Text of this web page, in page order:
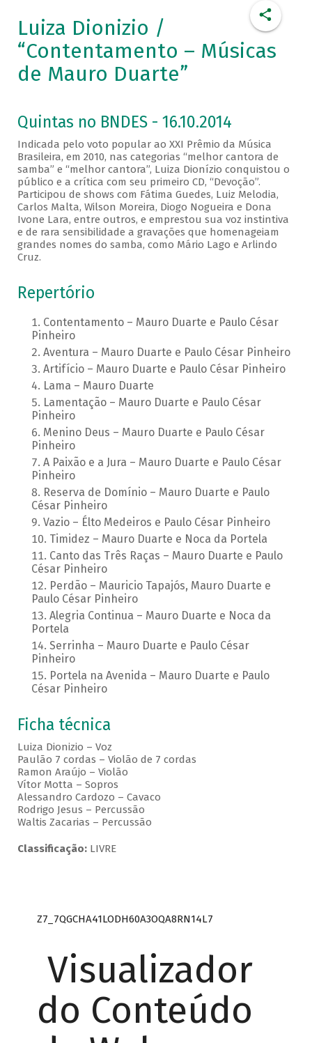
Luiza Dionizio /
“Contentamento – Músicas
de Mauro Duarte”
Quintas no BNDES - 16.10.2014
Indicada pelo voto popular ao XXI Prêmio da Música
Brasileira, em 2010, nas categorias “melhor cantora de
samba” e “melhor cantora”, Luiza Dionízio conquistou o
público e a crítica com seu primeiro CD, “Devoção”.
Participou de shows com Fátima Guedes, Luiz Melodia,
Carlos Malta, Wilson Moreira, Diogo Nogueira e Dona
Ivone Lara, entre outros, e emprestou sua voz instintiva
e de rara sensibilidade a gravações que homenageiam
grandes nomes do samba, como Mário Lago e Arlindo
Cruz.
Repertório
Contentamento – Mauro Duarte e Paulo César
Pinheiro
Aventura – Mauro Duarte e Paulo César Pinheiro
Artifício – Mauro Duarte e Paulo César Pinheiro
Lama – Mauro Duarte
Lamentação – Mauro Duarte e Paulo César
Pinheiro
Menino Deus – Mauro Duarte e Paulo César
Pinheiro
A Paixão e a Jura – Mauro Duarte e Paulo César
Pinheiro
Reserva de Domínio – Mauro Duarte e Paulo
César Pinheiro
Vazio – Élto Medeiros e Paulo César Pinheiro
Timidez – Mauro Duarte e Noca da Portela
Canto das Três Raças – Mauro Duarte e Paulo
César Pinheiro
Perdão – Mauricio Tapajós, Mauro Duarte e
Paulo César Pinheiro
Alegria Continua – Mauro Duarte e Noca da
Portela
Serrinha – Mauro Duarte e Paulo César
Pinheiro
Portela na Avenida – Mauro Duarte e Paulo
César Pinheiro
Ficha técnica
Luiza Dionizio – Voz
Paulão 7 cordas – Violão de 7 cordas
Ramon Araújo – Violão
Vítor Motta – Sopros
Alessandro Cardozo – Cavaco
Rodrigo Jesus – Percussão
Waltis Zacarias – Percussão
Classificação:LIVRE
Z7_7QGCHA41LODH60A3OQA8RN14L7
Visualizador
do Conteúdo